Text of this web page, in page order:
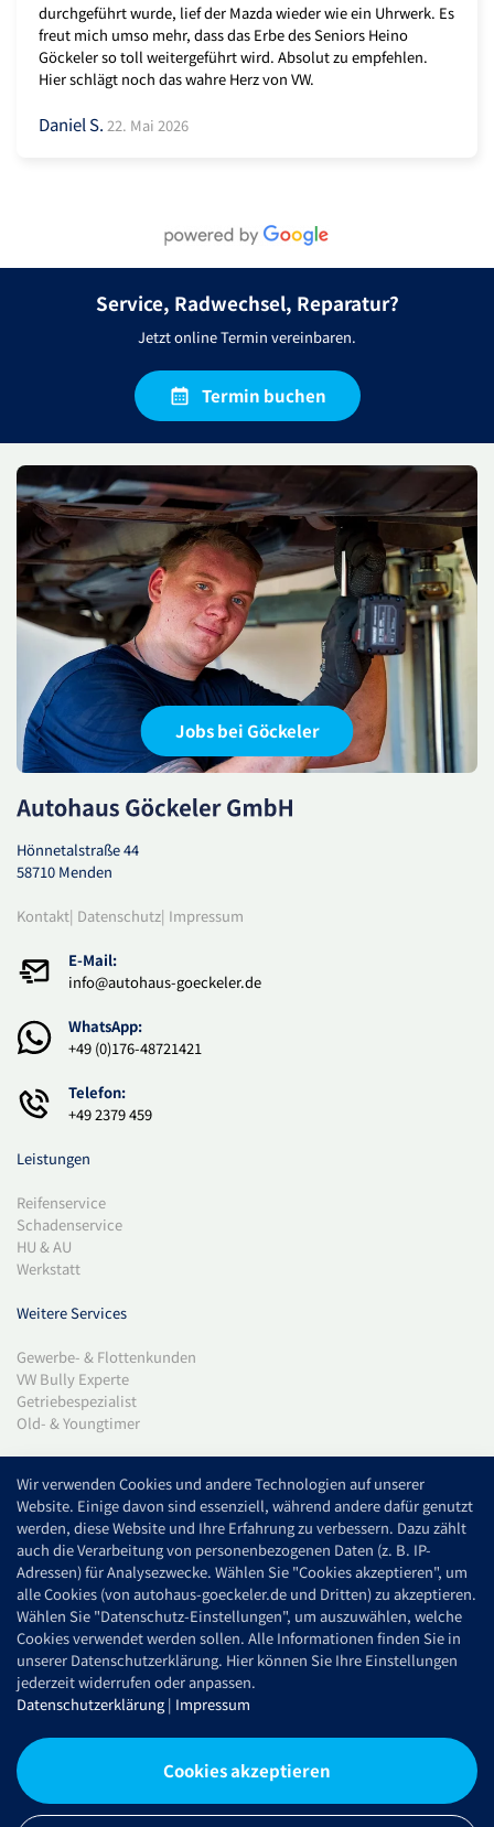
durchgeführt wurde, lief der Mazda wieder wie ein Uhrwerk. Es
freut mich umso mehr, dass das Erbe des Seniors Heino
Göckeler so toll weitergeführt wird. Absolut zu empfehlen.
Hier schlägt noch das wahre Herz von VW.
Daniel S. 22. Mai 2026
Service, Radwechsel, Reparatur?
Jetzt online Termin vereinbaren.
Termin buchen
Hönnetalstraße 44
58710 Menden
Kontakt| Datenschutz| Impressum
E-Mail:
info@autohaus-goeckeler.de
WhatsApp:
+49 (0)176-48721421
Telefon:
+49 2379 459
Leistungen
Reifenservice
Schadenservice
HU & AU
Werkstatt
Weitere Services
Gewerbe- & Flottenkunden
VW Bully Experte
Getriebespezialist
Old- & Youngtimer
Jobs bei Göckeler
Wir verwenden Cookies und andere Technologien auf unserer
Website. Einige davon sind essenziell, während andere dafür genutzt
werden, diese Website und Ihre Erfahrung zu verbessern. Dazu zählt
auch die Verarbeitung von personenbezogenen Daten (z. B. IP-
Adressen) für Analysezwecke. Wählen Sie "Cookies akzeptieren", um
alle Cookies (von autohaus-goeckeler.de und Dritten) zu akzeptieren.
Wählen Sie "Datenschutz-Einstellungen", um auszuwählen, welche
Cookies verwendet werden sollen. Alle Informationen finden Sie in
unserer Datenschutzerklärung. Hier können Sie Ihre Einstellungen
jederzeit widerrufen oder anpassen.
Datenschutzerklärung | Impressum
Cookies akzeptieren